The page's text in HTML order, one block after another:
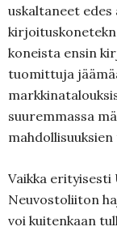
uskaltaneet
koneista ensin
tuomittuja
suuremmassa
Vaikka erityisesti
Neuvostoliiton
voi kuitenkaan